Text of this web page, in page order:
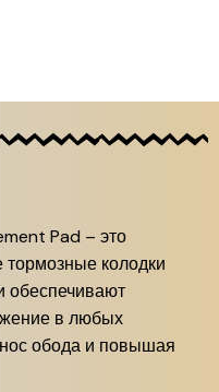
Pad – это
колодки
обеспечивают
в любых
обода и повышая